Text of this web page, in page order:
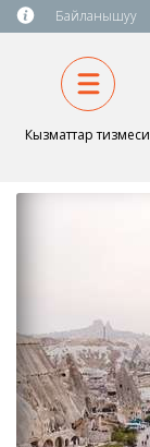
Байланышуу
Кызматтар тизмеси